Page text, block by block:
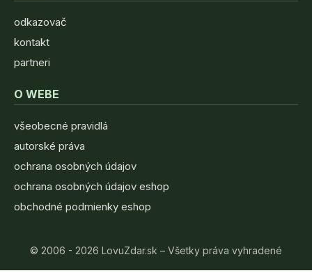
odkazovač
kontakt
partneri
O WEBE
všeobecné pravidlá
autorské práva
ochrana osobných údajov
ochrana osobných údajov eshop
obchodné podmienky eshop
© 2006 - 2026 LovuZdar.sk – Všetky práva vyhradené